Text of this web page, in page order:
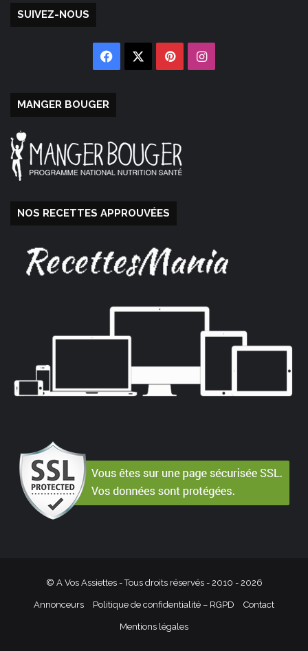
SUIVEZ-NOUS
Facebook PinterestInstagram
MANGER BOUGER
NOS RECETTES APPROUVÉES
© A Vos Assiettes - Tous droits réservés - 2010 - 2026
Annonceurs Politique de confidentialité – RGPD Contact
Mentions légales